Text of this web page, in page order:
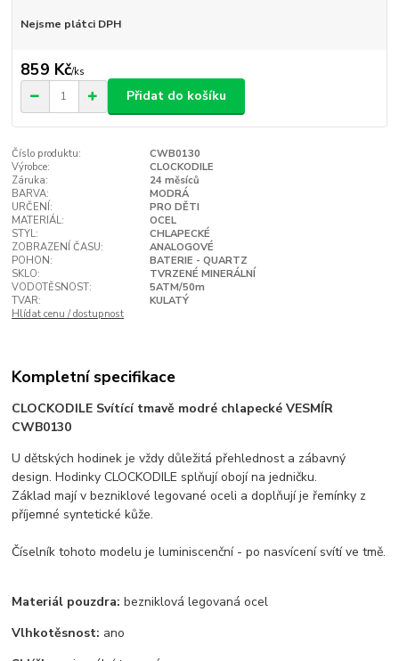
Nejsme plátci DPH
859 Kč/ks
Přidat do košíku
Číslo produktu:
CWB0130
Výrobce:
CLOCKODILE
Záruka:
24 měsíců
BARVA:
MODRÁ
URČENÍ:
PRO DĚTI
MATERIÁL:
OCEL
STYL:
CHLAPECKÉ
ZOBRAZENÍ ČASU:
ANALOGOVÉ
POHON:
BATERIE - QUARTZ
SKLO:
TVRZENÉ MINERÁLNÍ
VODOTĚSNOST:
5ATM/50m
TVAR:
KULATÝ
Hlídat cenu / dostupnost
Kompletní specifikace
CLOCKODILE Svítící tmavě modré chlapecké VESMÍR
CWB0130
U dětských hodinek je vždy důležitá přehlednost a zábavný
design. Hodinky CLOCKODILE splňují obojí na jedničku.
Základ mají v bezniklové legované oceli a doplňují je řemínky z
příjemné syntetické kůže.
Číselník tohoto modelu je luminiscenční - po nasvícení svítí ve tmě.
Materiál pouzdra: bezniklová legovaná ocel
Vlhkotěsnost: ano